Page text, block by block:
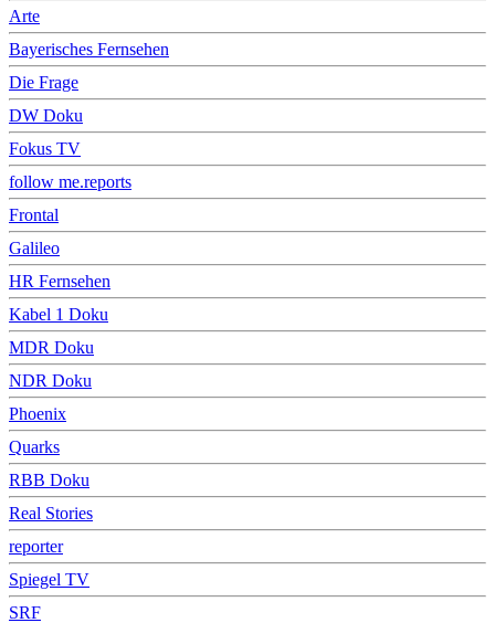
Arte
Bayerisches Fernsehen
Die Frage
DW Doku
Fokus TV
follow me.reports
Frontal
Galileo
HR Fernsehen
Kabel 1 Doku
MDR Doku
NDR Doku
Phoenix
Quarks
RBB Doku
Real Stories
reporter
Spiegel TV
SRF